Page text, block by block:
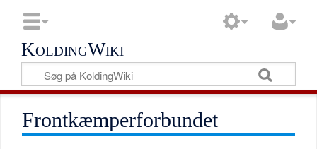
KoldingWiki
Frontkæmperforbundet